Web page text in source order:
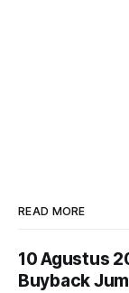
READ MORE
10 Agustus
Buyback